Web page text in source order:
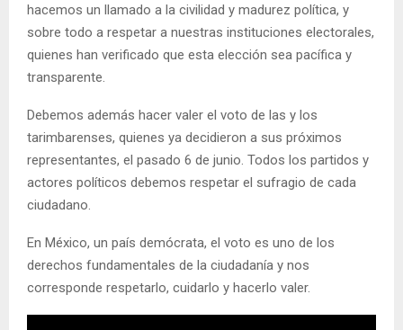
hacemos un llamado a la civilidad y madurez política, y
sobre todo a respetar a nuestras instituciones electorales,
quienes han verificado que esta elección sea pacífica y
transparente.
Debemos además hacer valer el voto de las y los
tarimbarenses, quienes ya decidieron a sus próximos
representantes, el pasado 6 de junio. Todos los partidos y
actores políticos debemos respetar el sufragio de cada
ciudadano.
En México, un país demócrata, el voto es uno de los
derechos fundamentales de la ciudadanía y nos
corresponde respetarlo, cuidarlo y hacerlo valer.